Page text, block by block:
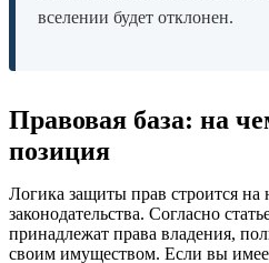
вселении будет отклонен.
Правовая база: на
позиция
Логика защиты прав строится на
законодательства. Согласно
принадлежат права владения,
своим имуществом. Если вы